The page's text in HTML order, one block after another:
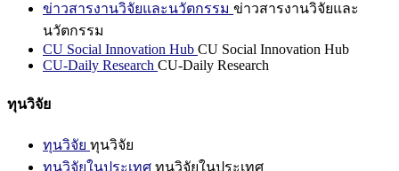
ข่าวสารงานวิจัยและนวัตกรรม ข่าวสารงานวิจัยและ
นวัตกรรม
CU Social Innovation Hub CU Social Innovation Hub
CU-Daily Research CU-Daily Research
ทุนวิจัย
ทุนวิจัย ทุนวิจัย
ทุนวิจัยในประเทศ ทุนวิจัยในประเทศ